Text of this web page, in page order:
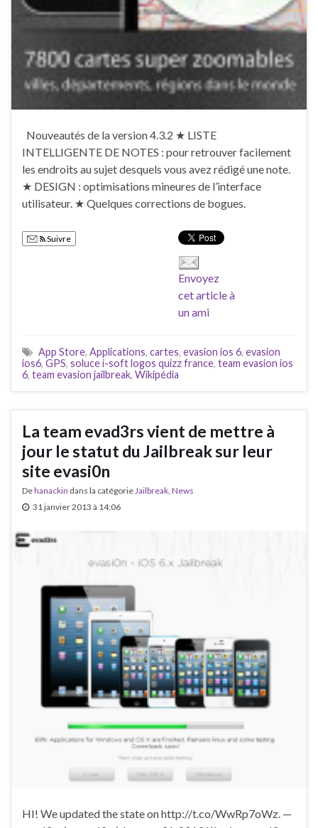
Nouveautés de la version 4.3.2 ★ LISTE
INTELLIGENTE DE NOTES : pour retrouver facilement
les endroits au sujet desquels vous avez rédigé une note.
★ DESIGN : optimisations mineures de l’interface
utilisateur. ★ Quelques corrections de bogues.
Suivre
Envoyez
cet article à
un ami
App Store, Applications, cartes, evasion ios 6, evasion
ios6, GPS, soluce i-soft logos quizz france, team evasion ios
6, team evasion jailbreak, Wikipédia
La team evad3rs vient de mettre à
jour le statut du Jailbreak sur leur
site evasi0n
Dehanackin dans la catégorieJailbreak, News
31 janvier 2013 à 14:06
HI! We updated the state on http://t.co/WwRp7oWz. —